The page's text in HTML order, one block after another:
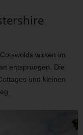
wirken im
entsprungen. Die
und kleinen